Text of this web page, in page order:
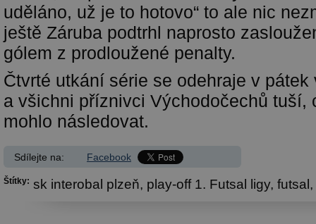
uděláno, už je to hotovo“ to ale nic
ještě Záruba podtrhl naprosto
gólem z prodloužené penalty.
Čtvrté utkání série se odehraje v pátek
a všichni příznivci Východočechů tuší,
mohlo následovat.
Sdílejte na: Facebook
Štítky: sk interobal plzeň, play-off 1. Futsal ligy, futsal,